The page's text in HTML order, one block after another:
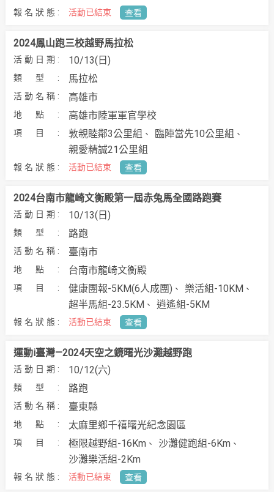
活動已結束 查看
10/13(日)
馬拉松
高雄市
2024鳳山跑三校越野馬拉松
高雄市陸軍軍官學校
敦親睦鄰3公里組
臨陣當先10公里組
親愛精誠21公里組
活動已結束 查看
10/13(日)
路跑
臺南市
2024台南市龍崎文衡殿第一屆赤兔馬全國路跑賽
台南市龍崎文衡殿
健康團報-5KM(6人成團)
樂活組-10KM
超半馬組-23.5KM
逍遙組-5KM
活動已結束 查看
10/12(六)
路跑
臺東縣
運動i臺灣—2024天空之鏡曙光沙灘越野跑
太麻里鄉千禧曙光紀念園區
極限越野組-16Km
沙灘健跑組-6Km
沙灘樂活組-2Km
活動已結束 查看